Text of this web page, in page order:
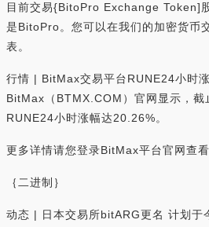
目前交易{BitoPro Exchange Token]
是BitoPro。您可以在我们的加密货币
表。
行情 | BitMax交易平台RUNE24小时
BitMax（BTMX.COM）官网显示，截
RUNE24小时涨幅达20.26%。
更多详情请您登录BitMax平台官网查
｛二进制｝
动态 | 日本交易所bitARG更名 计划于